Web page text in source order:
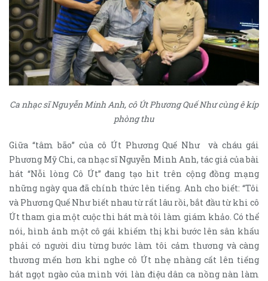
Ca nhạc sĩ Nguyễn Minh Anh, cô Út Phương Quế Như cùng ê kíp
phòng thu
Giữa “tâm bão” của cô Út Phương Quế Như và cháu gái
Phương Mỹ Chi, ca nhạc sĩ Nguyễn Minh Anh, tác giả của bài
hát “Nỗi lòng Cô Út” đang tạo hit trên cộng đồng mạng
những ngày qua đã chính thức lên tiếng. Anh cho biết: “Tôi
và Phương Quế Như biết nhau từ rất lâu rồi, bắt đầu từ khi cô
Út tham gia một cuộc thi hát mà tôi làm giám khảo. Có thể
nói, hình ảnh một cô gái khiếm thị khi bước lên sân khấu
phải có người dìu từng bước làm tôi cảm thương và càng
thương mến hơn khi nghe cô Út nhẹ nhàng cất lên tiếng
hát ngọt ngào của mình với làn điệu dân ca nồng nàn làm